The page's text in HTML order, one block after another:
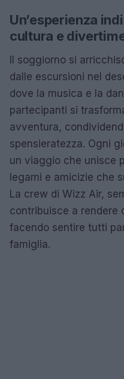
Un’esperienza
cultura e
Il soggiorno si
dalle escursioni nel
dove la musica e la
partecipanti si
avventura,
spensieratezza. Ogni
un viaggio che unisce
legami e amicizie che
La crew di Wizz Air,
contribuisce a rendere
facendo sentire tutti
famiglia.